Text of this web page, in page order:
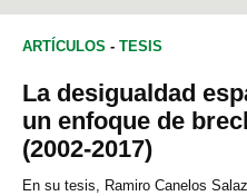
ARTÍCULOS - TESIS
La desigualdad
un enfoque de
(2002-2017)
En su tesis, Ramiro Canelos